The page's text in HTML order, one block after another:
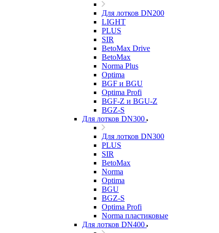
Для лотков DN200
LIGHT
PLUS
SIR
BetoMax Drive
BetoMax
Norma Plus
Optima
BGF и BGU
Optima Profi
BGF-Z и BGU-Z
BGZ-S
Для лотков DN300
Для лотков DN300
PLUS
SIR
BetoMax
Norma
Optima
BGU
BGZ-S
Optima Profi
Norma пластиковые
Для лотков DN400